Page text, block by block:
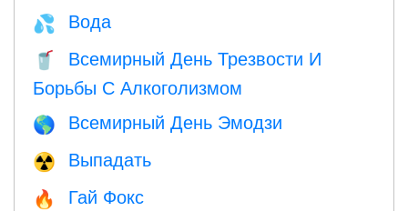
💦 Вода
🥤
Всемирный День Трезвости И
Борьбы С Алкоголизмом
🌎 Всемирный День Эмодзи
☢️ Выпадать
🔥 Гай Фокс